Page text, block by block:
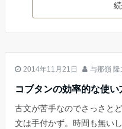
2014年11月21日
与那嶺 隆
コブタンの効率的な使い
古文が苦手なのでさっさと
文は手付かず。時間も無い